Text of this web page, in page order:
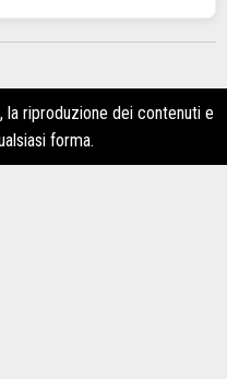
la riproduzione dei contenuti e
forma.